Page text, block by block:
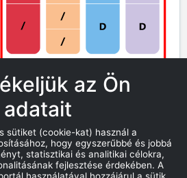
MUTATJA A
az Ön
sütiket (cookie-kat) használ a
hogy egyszerűbbé és jobbá
statisztikai és analitikai célokra,
fejlesztése érdekében. A